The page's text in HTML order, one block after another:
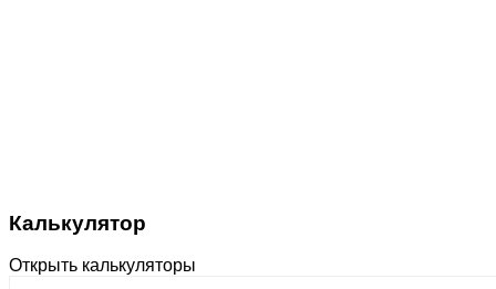
Калькулятор
Открыть калькуляторы